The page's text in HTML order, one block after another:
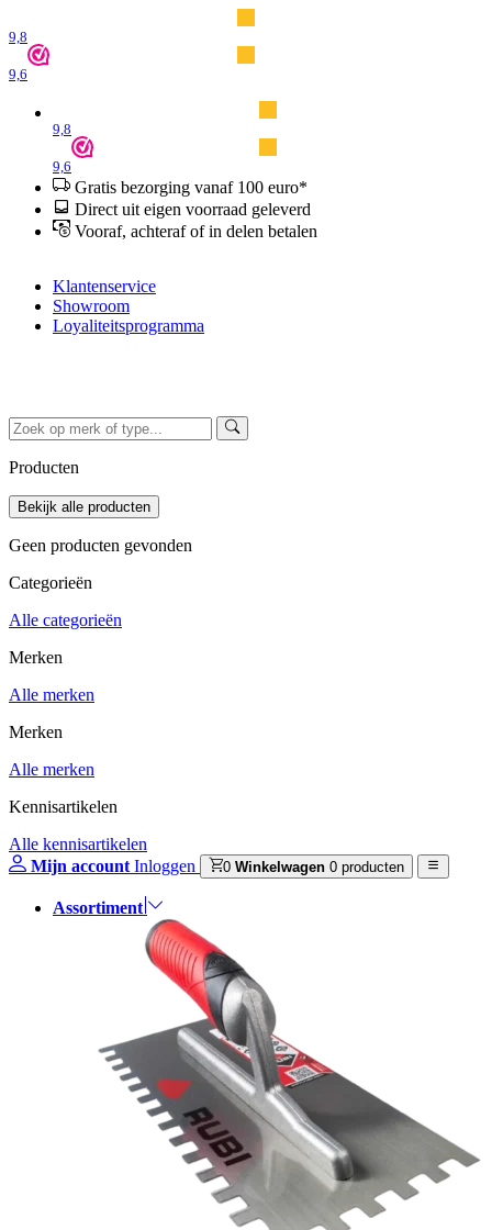
9,8
9,6
9,8
9,6
Gratis bezorging vanaf 100 euro*
Direct uit eigen voorraad geleverd
Vooraf, achteraf of in delen betalen
Klantenservice
Showroom
Loyaliteitsprogramma
Producten
Geen producten gevonden
Categorieën
Alle categorieën
Merken
Alle merken
Merken
Alle merken
Kennisartikelen
Alle kennisartikelen
Mijn account Inloggen 0 Winkelwagen 0 producten
Assortiment